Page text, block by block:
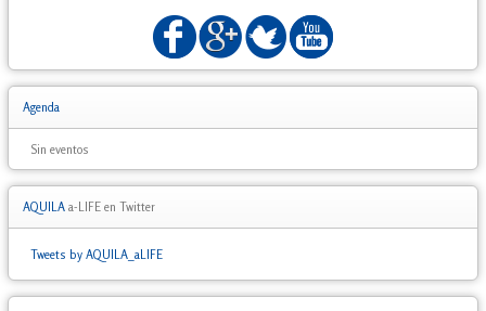
Agenda
Sin eventos
AQUILA a-LIFE en Twitter
Tweets by AQUILA_aLIFE